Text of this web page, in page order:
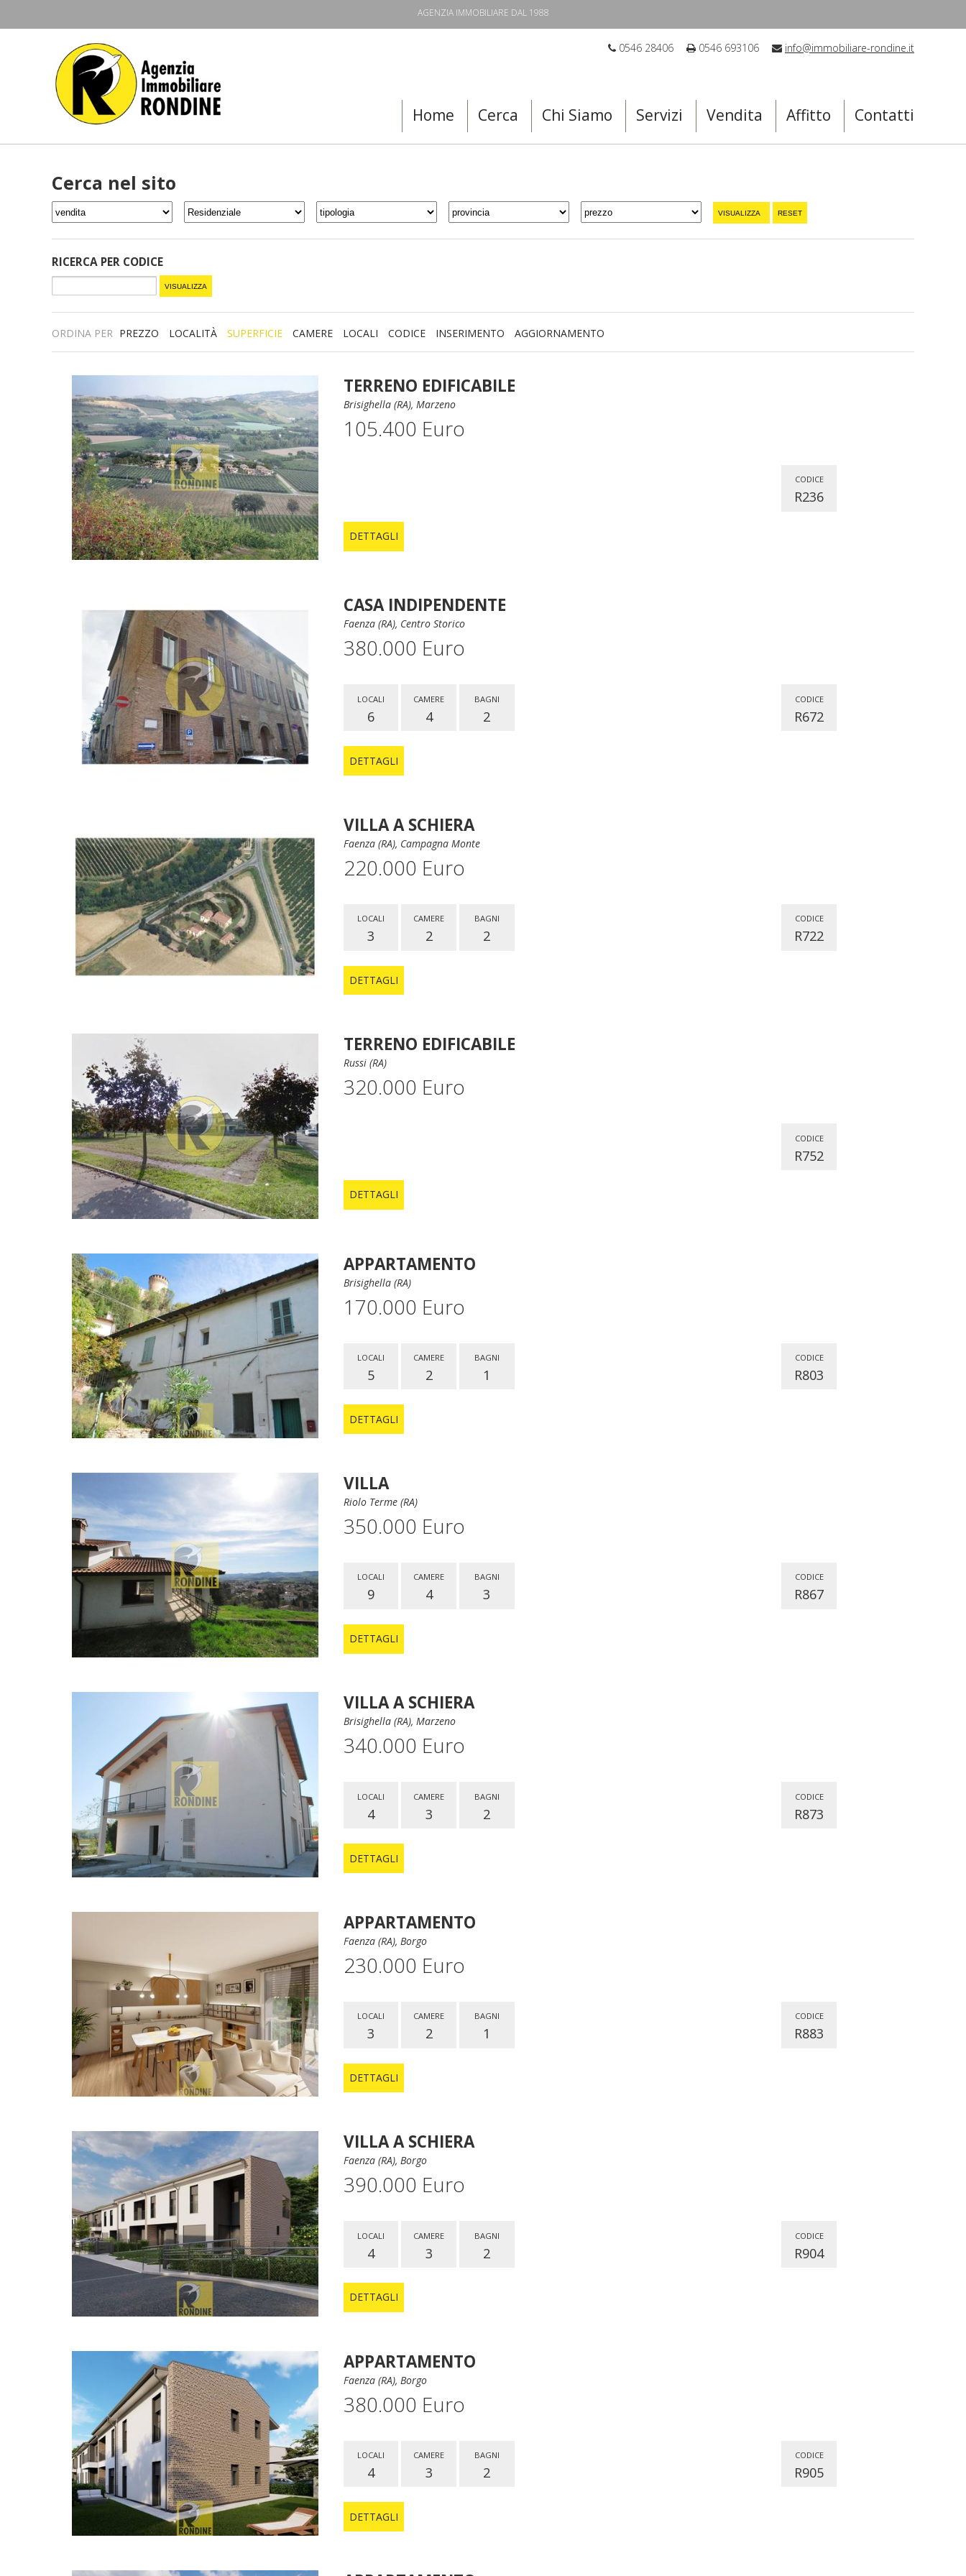
AGENZIA IMMOBILIARE DAL 1988
0546 28406 0546 693106 info@immobiliare-rondine.it
Home Cerca Chi Siamo Servizi Vendita Affitto Contatti
Cerca nel sito
VISUALIZZA RESET
RICERCA PER CODICE
ORDINA PER PREZZO LOCALITÀ SUPERFICIE CAMERE LOCALI CODICE INSERIMENTO AGGIORNAMENTO
TERRENO EDIFICABILE
Brisighella (RA), Marzeno
105.400 Euro
CODICE
R236
DETTAGLI
CASA INDIPENDENTE
Faenza (RA), Centro Storico
380.000 Euro
CODICE
R672
LOCALI
6
CAMERE
4
BAGNI
2
DETTAGLI
VILLA A SCHIERA
Faenza (RA), Campagna Monte
220.000 Euro
CODICE
R722
LOCALI
3
CAMERE
2
BAGNI
2
DETTAGLI
TERRENO EDIFICABILE
Russi (RA)
320.000 Euro
CODICE
R752
DETTAGLI
APPARTAMENTO
Brisighella (RA)
170.000 Euro
CODICE
R803
LOCALI
5
CAMERE
2
BAGNI
1
DETTAGLI
VILLA
Riolo Terme (RA)
350.000 Euro
CODICE
R867
LOCALI
9
CAMERE
4
BAGNI
3
DETTAGLI
VILLA A SCHIERA
Brisighella (RA), Marzeno
340.000 Euro
CODICE
R873
LOCALI
4
CAMERE
3
BAGNI
2
DETTAGLI
APPARTAMENTO
Faenza (RA), Borgo
230.000 Euro
CODICE
R883
LOCALI
3
CAMERE
2
BAGNI
1
DETTAGLI
VILLA A SCHIERA
Faenza (RA), Borgo
390.000 Euro
CODICE
R904
LOCALI
4
CAMERE
3
BAGNI
2
DETTAGLI
APPARTAMENTO
Faenza (RA), Borgo
380.000 Euro
CODICE
R905
LOCALI
4
CAMERE
3
BAGNI
2
DETTAGLI